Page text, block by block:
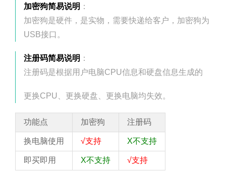
加密狗简易说明 ：
加密狗是硬件，是实物，需要快递给客户，加密狗为
USB接口。
注册码简易说明 ：
注册码是根据用户电脑CPU信息和硬盘信息生成的
更换CPU、更换硬盘、更换电脑均失效。
功能点 加密狗 注册码
换电脑使用 √支持 X不支持
即买即用 X不支持 √支持